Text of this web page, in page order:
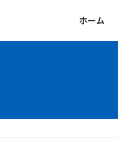
ホーム